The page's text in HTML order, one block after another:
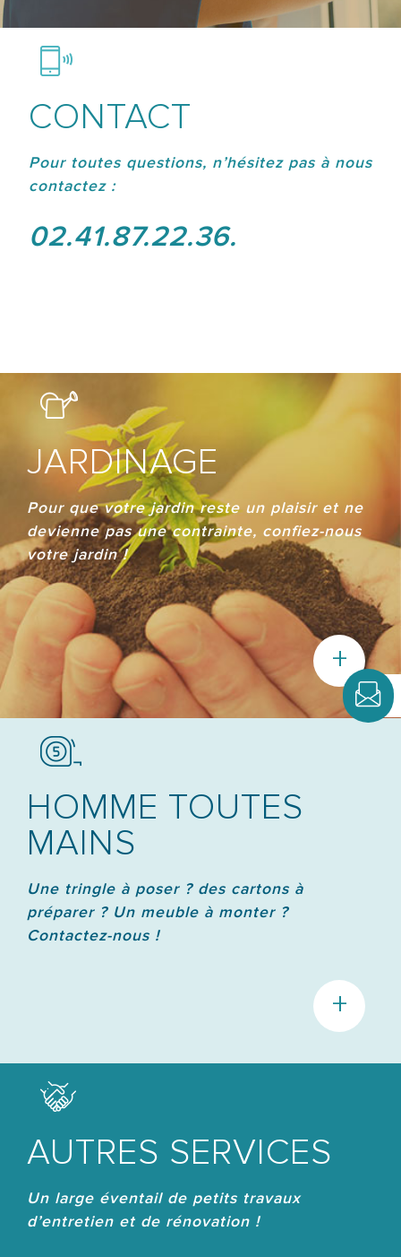
CONTACT
Pour toutes questions, n’hésitez pas à nous
contactez :
02.41.87.22.36.
JARDINAGE
Pour que votre jardin reste un plaisir et ne
devienne pas une contrainte, confiez-nous
votre jardin !
+
HOMME TOUTES
MAINS
Une tringle à poser ? des cartons à
préparer ? Un meuble à monter ?
Contactez-nous !
+
AUTRES SERVICES
Un large éventail de petits travaux
d’entretien et de rénovation !